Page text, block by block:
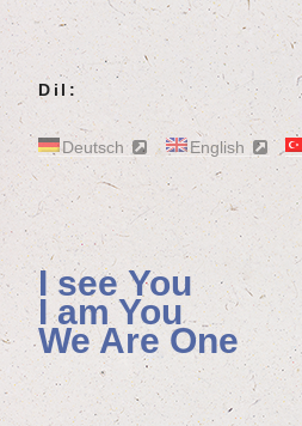
Dil:
Deutsch English
I see You
I am You
We Are One